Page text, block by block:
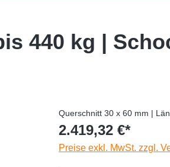
440 kg |
Querschnitt 30 x 60 mm |
2.419,32 €*
Preise exkl. MwSt. zzgl.